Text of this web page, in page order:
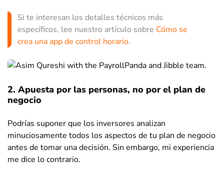
Si te interesan los detalles técnicos más
específicos, lee nuestro artículo sobre Cómo se
crea una app de control horario.
2. Apuesta por las personas, no por el plan de
negocio
Podrías suponer que los inversores analizan
minuciosamente todos los aspectos de tu plan de negocio
antes de tomar una decisión. Sin embargo, mi experiencia
me dice lo contrario.